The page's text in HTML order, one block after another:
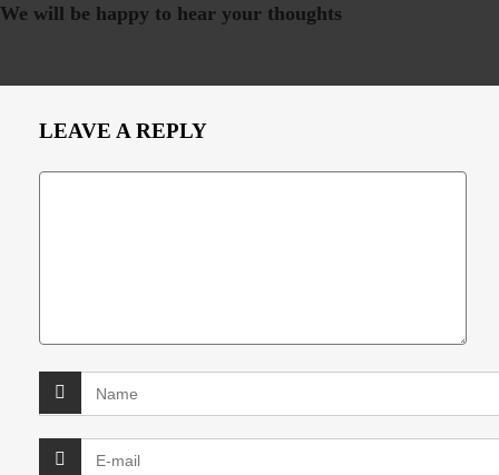
We will be happy to hear your thoughts
LEAVE A REPLY